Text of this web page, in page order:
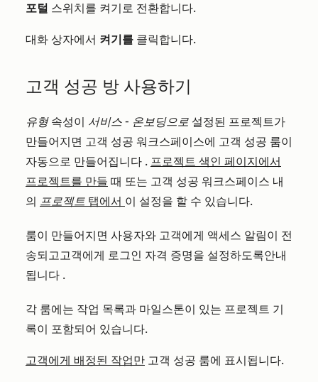
포털 스위치를 켜기로 전환합니다.
대화 상자에서 켜기를 클릭합니다.
고객 성공 방 사용하기
유형 속성이 서비스 - 온보딩으로 설정된 프로젝트가
만들어지면 고객 성공 워크스페이스에 고객 성공 룸이
자동으로 만들어집니다 . 프로젝트 색인 페이지에서
프로젝트를 만들 때 또는 고객 성공 워크스페이스 내
의 프로젝트 탭에서 이 설정을 할 수 있습니다.
룸이 만들어지면 사용자와 고객에게 액세스 알림이 전
송되고고객에게 로그인 자격 증명을 설정하도록안내
됩니다 .
각 룸에는 작업 목록과 마일스톤이 있는 프로젝트 기
록이 포함되어 있습니다.
고객에게 배정된 작업만 고객 성공 룸에 표시됩니다.